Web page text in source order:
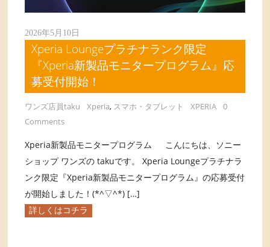
2026年5月10日
Xperia Loungeプラチナランク限定
『Xperia新製品モニタープログラム』応
募受付開始！
ワンズ店員taku Xperia, スマホ・タブレット XPERIA
0
Comments
Xperia新製品モニタープログラム こんにちは、ソニー
ショップ ワンズの takuです。 Xperia Loungeプラチナラ
ンク限定『Xperia新製品モニタープログラム』の応募受付
が開始しました！(*^▽^*) […]
詳しくはコチラ